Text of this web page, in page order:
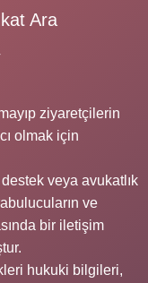
Ara
ziyaretçilerin
olmak için
veya avukatlık
ve
bir iletişim
hukuki bilgileri,